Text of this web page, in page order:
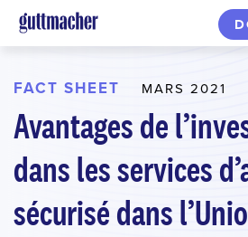
Skip
to
content
FACT SHEET MARS 2021
Avantages de
dans les services
sécurisé dans